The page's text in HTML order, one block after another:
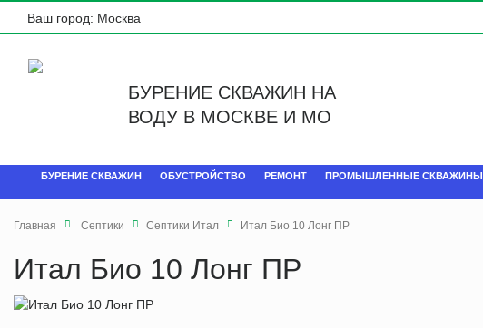
Ваш город: Москва
БУРЕНИЕ СКВАЖИН НА
ВОДУ В МОСКВЕ И МО
БУРЕНИЕ СКВАЖИН ОБУСТРОЙСТВО РЕМОНТ ПРОМЫШЛЕННЫЕ СКВАЖИНЫ
Главная Септики Септики Итал Итал Био 10 Лонг ПР
Итал Био 10 Лонг ПР